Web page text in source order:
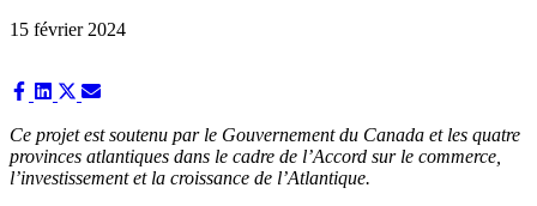
15 février 2024
Share
Facebook
Share
LinkedIn
Share
X
(Twitter)
Share
Email
Ce projet est soutenu par le Gouvernement du Canada et les quatre
provinces atlantiques dans le cadre de l’Accord sur le commerce,
l’investissement et la croissance de l’Atlantique.